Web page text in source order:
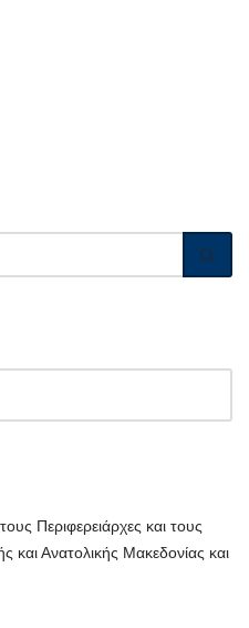
Περιφερειάρχες και τους
και Ανατολικής Μακεδονίας και